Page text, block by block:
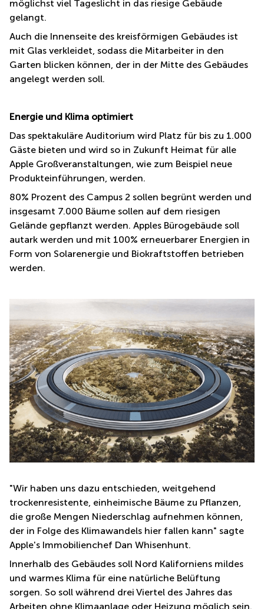
Nürnberg
Berlin
Coworking
Köln
Ludwig-
Erhard-
Straße 18
Hamburg
möglichst viel Tageslicht in das riesige Gebäude
gelangt.
Auch die Innenseite des kreisförmigen Gebäudes ist
mit Glas verkleidet, sodass die Mitarbeiter in den
Garten blicken können, der in der Mitte des Gebäudes
angelegt werden soll.
Energie und Klima optimiert
Das spektakuläre Auditorium wird Platz für bis zu 1.000
Gäste bieten und wird so in Zukunft Heimat für alle
Apple Großveranstaltungen, wie zum Beispiel neue
Produkteinführungen, werden.
80% Prozent des Campus 2 sollen begrünt werden und
insgesamt 7.000 Bäume sollen auf dem riesigen
Gelände gepflanzt werden. Apples Bürogebäude soll
autark werden und mit 100% erneuerbarer Energien in
Form von Solarenergie und Biokraftstoffen betrieben
werden.
"Wir haben uns dazu entschieden, weitgehend
trockenresistente, einheimische Bäume zu Pflanzen,
die große Mengen Niederschlag aufnehmen können,
der in Folge des Klimawandels hier fallen kann" sagte
Apple's Immobilienchef Dan Whisenhunt.
Innerhalb des Gebäudes soll Nord Kaliforniens mildes
und warmes Klima für eine natürliche Belüftung
sorgen. So soll während drei Viertel des Jahres das
Arbeiten ohne Klimaanlage oder Heizung möglich sein.